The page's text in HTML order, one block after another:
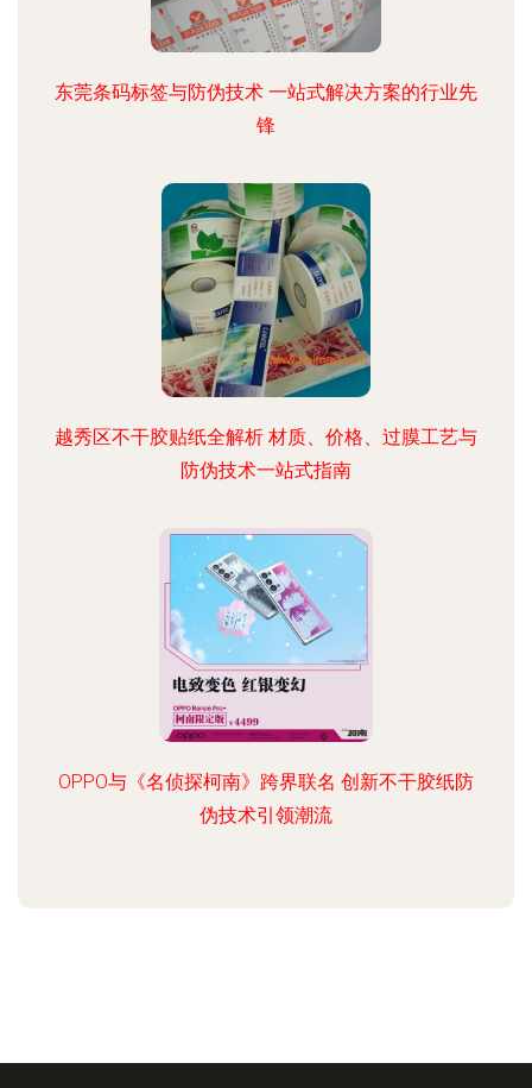
东莞条码标签与防伪技术 一站式解决方案的行业先
锋
越秀区不干胶贴纸全解析 材质、价格、过膜工艺与
防伪技术一站式指南
OPPO与《名侦探柯南》跨界联名 创新不干胶纸防
伪技术引领潮流